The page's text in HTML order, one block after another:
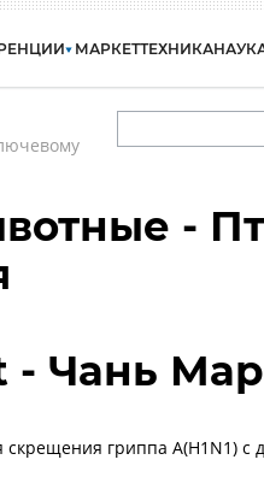
МАРКЕТТЕХНИКА
-
- Чань
скрещения гриппа А(H1N1) с